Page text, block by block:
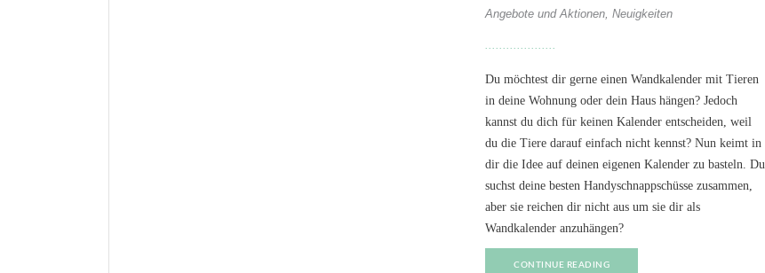
Angebote und Aktionen ,Neuigkeiten
Du möchtest dir gerne einen Wandkalender mit Tieren
in deine Wohnung oder dein Haus hängen? Jedoch
kannst du dich für keinen Kalender entscheiden, weil
du die Tiere darauf einfach nicht kennst? Nun keimt in
dir die Idee auf deinen eigenen Kalender zu basteln. Du
suchst deine besten Handyschnappschüsse zusammen,
aber sie reichen dir nicht aus um sie dir als
Wandkalender anzuhängen?
CONTINUE READING